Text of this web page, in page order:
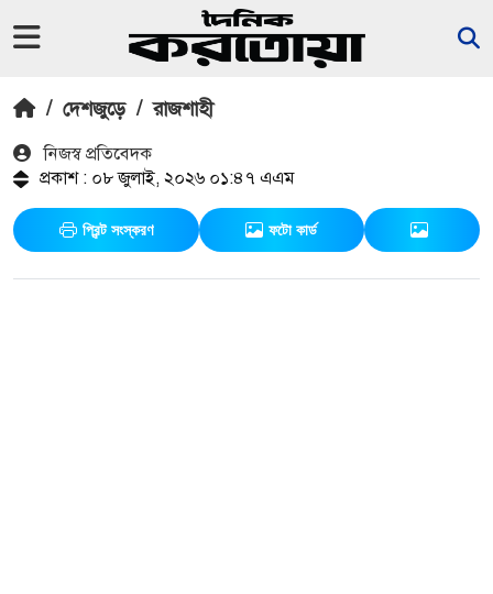
/ দেশজুড়ে / রাজশাহী
নিজস্ব প্রতিবেদক
প্রকাশ : ০৮ জুলাই, ২০২৬ ০১:৪৭ এএম
প্রিন্ট সংস্করণ ফটো কার্ড